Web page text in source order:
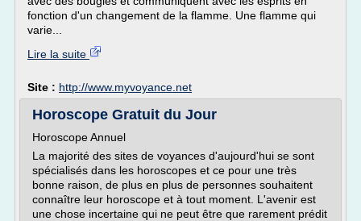
fonction d'un changement de la flamme. Une flamme qui
varie...
Lire la suite
Site : http://www.myvoyance.net
Horoscope Gratuit du Jour
Horoscope Annuel
La majorité des sites de voyances d'aujourd'hui se sont
spécialisés dans les horoscopes et ce pour une très
bonne raison, de plus en plus de personnes souhaitent
connaître leur horoscope et à tout moment. L'avenir est
une chose incertaine qui ne peut être que rarement prédit